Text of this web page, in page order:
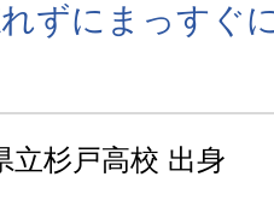
ずにまっすぐ
立杉戸高校 出身